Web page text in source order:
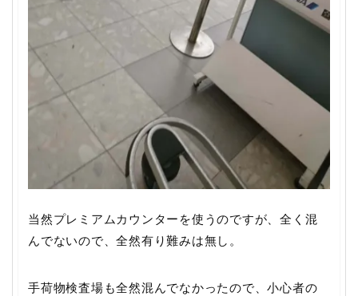
当然プレミアムカウンターを使うのですが、全く混
んでないので、全然有り難みは無し。
手荷物検査場も全然混んでなかったので、小心者の